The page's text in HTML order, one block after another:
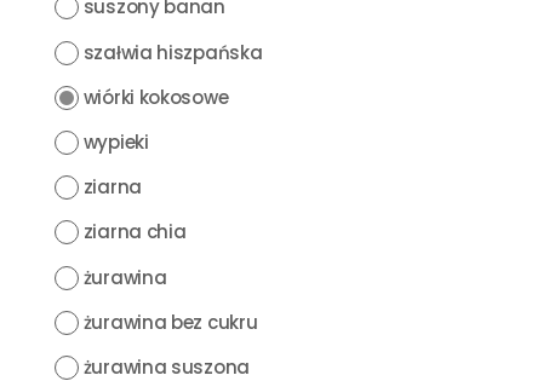
suszony banan
szałwia hiszpańska
wiórki kokosowe
wypieki
ziarna
ziarna chia
żurawina
żurawina bez cukru
żurawina suszona